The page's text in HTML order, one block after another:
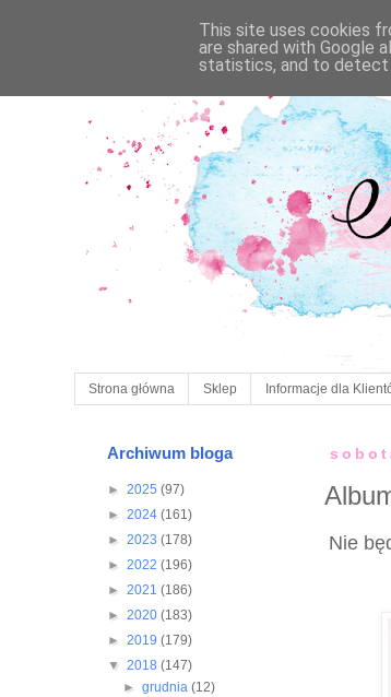
Strona główna Sklep Informacje dla
Nie
Archiwum bloga
► 2025 (97)
► 2024 (161)
► 2023 (178)
► 2022 (196)
► 2021 (186)
► 2020 (183)
► 2019 (179)
▼ 2018 (147)
► grudnia (12)
This site uses cookies
are shared with Google
statistics, and to detect